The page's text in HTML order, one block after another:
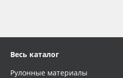
Весь каталог
Рулонные материалы